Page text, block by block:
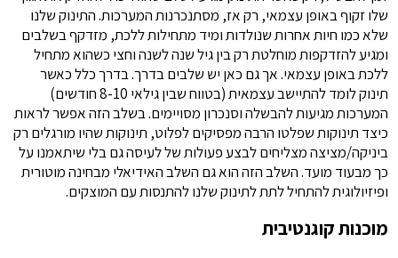
שלו זקוף באופן עצמאי, רק אז, מסתנכרנות המערכות. התינוק שלנו
שלא כמו חיות אחרות שנולדות ומיד מתחילות ללכת, מזדקף בשלבים
ומגיע להזדקפות מוחלטת רק בין גיל שנה לשנה וחצי כשהוא מתחיל
ללכת באופן עצמאי. אך גם כאן יש שלבים בדרך. בדרך כלל כאשר
תינוק לומד להתיישב עצמאית (בטווח שבין גילאי 8-10 חודשים)
המערכות מגיעות להבשלה וסנכרון מסויימים. בשלב הזה אפשר לראות
כיצד תינוקות שפלטו הרבה מפסיקים לפלוט, תינוקות שהיו מורגלים רק
ביניקה/מציצה מצליחים לבצע פעולות של לעיסה גם בלי שיתאמנו על
כך מבעוד מועד. השלב הזה הוא גם השלב האידיאלי מבחינה מוטורית
ופיזיולוגית להתחיל לתת לתינוק שלנו להתנסות עם המוצקים.
מוכנות קוגנטיבית